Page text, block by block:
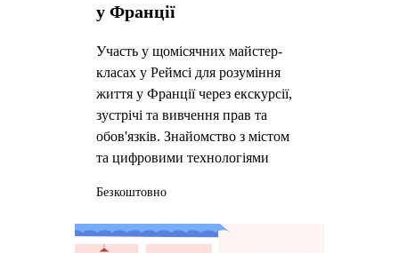
у Франції
Участь у щомісячних майстер-
класах у Реймсі для розуміння
життя у Франції через екскурсії,
зустрічі та вивчення прав та
обов'язків. Знайомство з містом
та цифровими технологіями
Безкоштовно